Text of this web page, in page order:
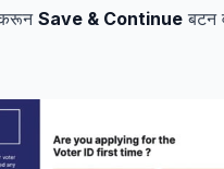
Save & Continue बटन